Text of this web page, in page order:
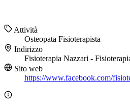
Attività
Osteopata Fisioterapista
Indirizzo
Fisioterapia Nazzari -
Sito web
https://www.facebook.com/